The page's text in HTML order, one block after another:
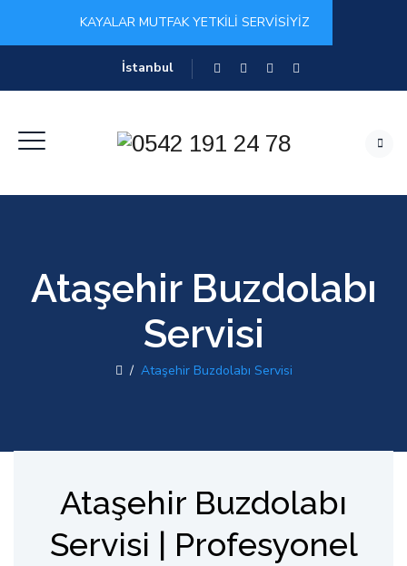
KAYALAR MUTFAK YETKİLİ SERVİSİYİZ
İstanbul
Ataşehir Buzdolabı
Servisi
/ Ataşehir Buzdolabı Servisi
Ataşehir Buzdolabı
Servisi | Profesyonel